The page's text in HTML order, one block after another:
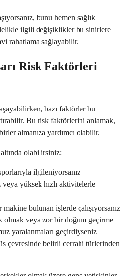
bunu hemen sağlık
ilgili değişiklikler bu sinirlere
rahatlama sağlayabilir.
Risk Faktörleri
bazı faktörler bu
Bu risk faktörlerini anlamak,
almanıza yardımcı olabilir.
olabilirsiniz:
ilgileniyorsanız
yüksek hızlı aktivitelerle
bulunan işlerde çalışıyorsanız
olmak veya zor bir doğum geçirme
yaralanmaları geçirdiyseniz
çevresinde belirli cerrahi türlerinden